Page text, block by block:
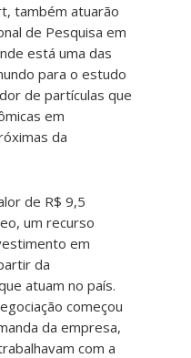
também atuarão
de Pesquisa em
está uma das
para o estudo
de partículas que
em
da
de R$ 9,5
um recurso
em
da
atuam no país.
começou
da empresa,
com a